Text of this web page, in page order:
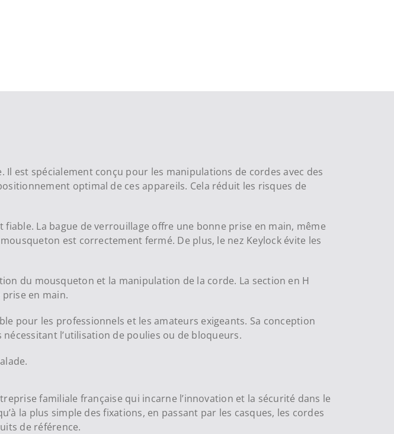
est spécialement conçu pour les manipulations de cordes avec des
optimal de ces appareils. Cela réduit les risques de
fiable. La bague de verrouillage offre une bonne prise en main, même
est correctement fermé. De plus, le nez Keylock évite les
du mousqueton et la manipulation de la corde. La section en H
en main.
pour les professionnels et les amateurs exigeants. Sa conception
l’utilisation de poulies ou de bloqueurs.
familiale française qui incarne l’innovation et la sécurité dans le
la plus simple des fixations, en passant par les casques, les cordes
de référence.